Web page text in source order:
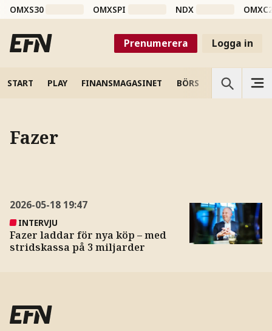
OMXS30 OMXSPI NDX
Prenumerera Logga in
START PLAY FINANSMAGASINET BÖRS VETENSKAP
Fazer
2026-05-18 19:47
INTERVJU
Fazer laddar för nya köp – med
stridskassa på 3 miljarder